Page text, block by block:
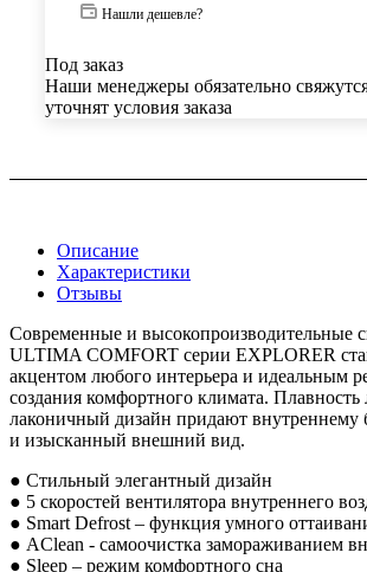
Нашли дешевле?
Под заказ
Наши менеджеры обязательно
уточнят условия заказа
Описание
Характеристики
Отзывы
Современные и высокопроизводительные
ULTIMA COMFORT серии EXPLORER
акцентом любого интерьера и идеальным
создания комфортного климата.
лаконичный дизайн придают внутреннему
и изысканный внешний вид.
● Стильный элегантный дизайн
● 5 скоростей вентилятора внутреннего
● Smart Defrost – функция умного
● AClean - cамоочистка замораживанием
● Sleep – режим комфортного сна